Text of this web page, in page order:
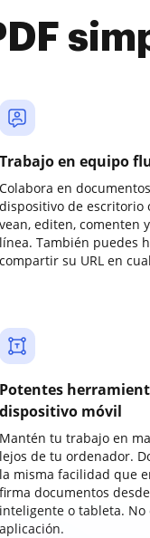
Trabajo en equipo
Colabora en
dispositivo de escritorio
vean, editen, comenten
línea. También puedes
compartir su URL en
Potentes
dispositivo móvil
Mantén tu trabajo en
lejos de tu ordenador.
la misma facilidad que
firma documentos
inteligente o tableta.
aplicación.